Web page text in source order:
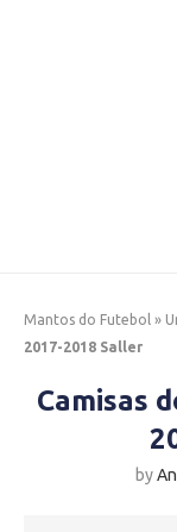
Mantos do Futebol »
2017-2018 Saller
Camisas
by